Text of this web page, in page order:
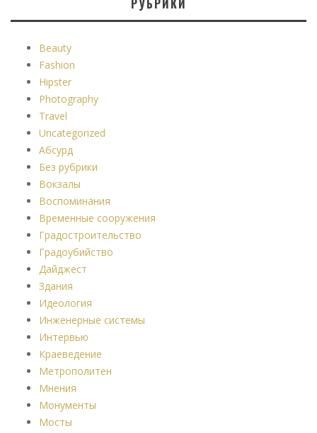
РУБРИКИ
Beauty
Fashion
Hipster
Photography
Travel
Uncategorized
Абсурд
Без рубрики
Вокзалы
Воспоминания
Временные сооружения
Градостроительство
Градоубийство
Дайджест
Здания
Идеология
Инженерные системы
Интервью
Краеведение
Метрополитен
Мнения
Монументы
Мосты